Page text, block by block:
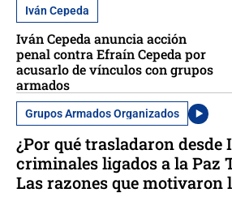
Iván Cepeda
Iván Cepeda anuncia acción
penal contra Efraín Cepeda por
acusarlo de vínculos con grupos
armados
Grupos Armados Organizados
¿Por qué trasladaron desde
criminales ligados a la Paz
Las razones que motivaron